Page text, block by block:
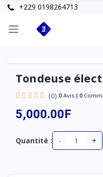
+229 0198264713
Tondeuse
(0) 0 Avis 0
5,000.00F
Quantité : - +